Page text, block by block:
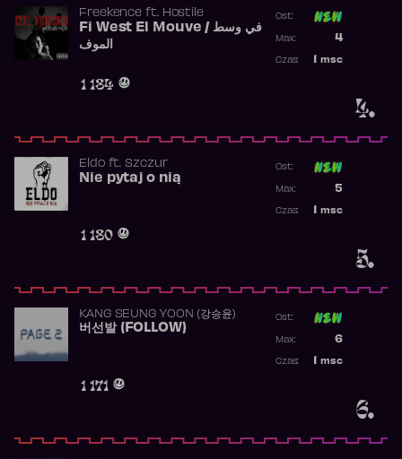
4.
Freekence ft. Hostile
Fi West El Mouve / في وسط
الموف
1 184
Ost:
4
Max:
msc
Czas:
5.
Eldoft. Szczur
Nie pytaj o nią
1 180
Ost:
5
Max:
msc
Czas:
6.
KANG SEUNG YOON (강승윤)
버선발 (FOLLOW)
1 171
Ost:
6
Max:
msc
Czas: